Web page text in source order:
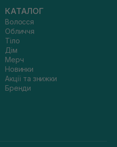
КАТАЛОГ
Волосся
Обличчя
Тіло
Дім
Мерч
Новинки
Акції та знижки
Бренди